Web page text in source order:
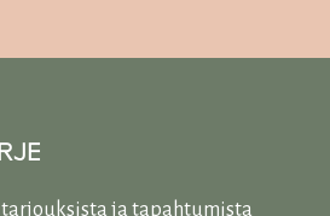
ja tapahtumista